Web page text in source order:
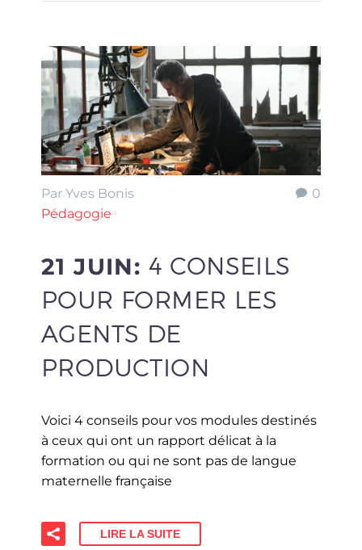
0
Par Yves Bonis
Pédagogie
21 JUIN: 4 CONSEILS
POUR FORMER LES
AGENTS DE
PRODUCTION
Voici 4 conseils pour vos modules destinés
à ceux qui ont un rapport délicat à la
formation ou qui ne sont pas de langue
maternelle française
LIRE LA SUITE